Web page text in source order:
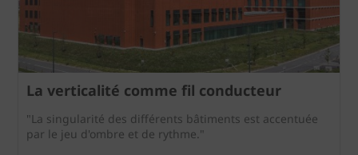
La verticalité comme fil conducteur
"La singularité des différents bâtiments est accentuée
par le jeu d'ombre et de rythme."